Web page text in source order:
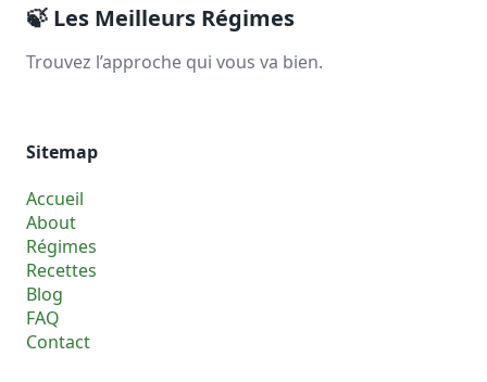
🍃 Les Meilleurs Régimes
Trouvez l’approche qui vous va bien.
Sitemap
Accueil
About
Régimes
Recettes
Blog
FAQ
Contact